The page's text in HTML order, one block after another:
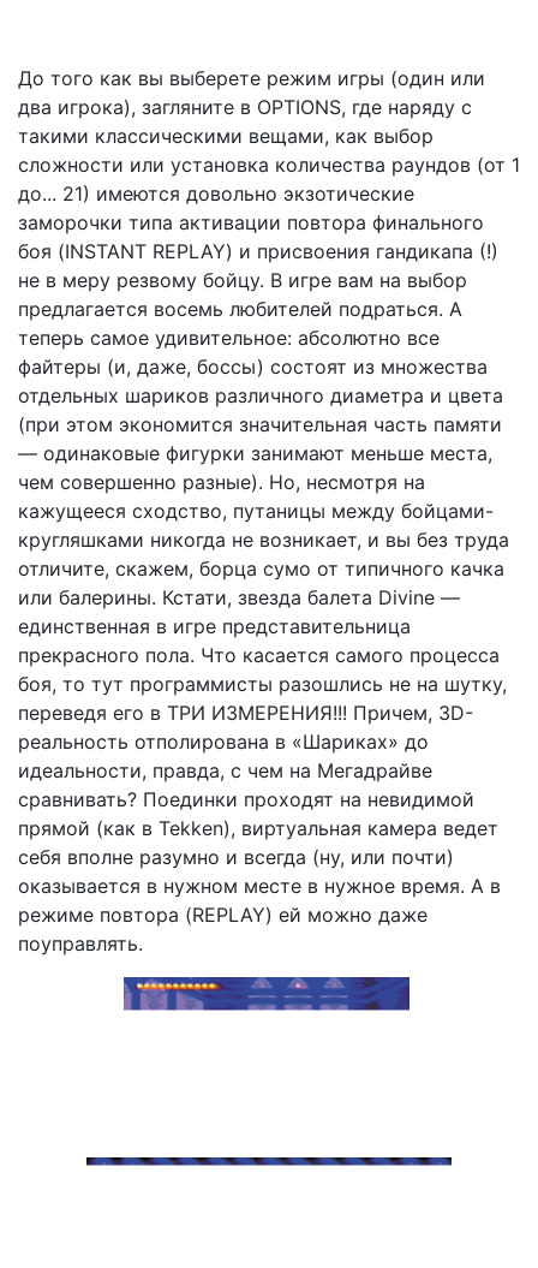
До того как вы выберете режим игры (один или
два игрока), загляните в OPTIONS, где наряду с
такими классическими вещами, как выбор
сложности или установка количества раундов (от 1
до... 21) имеются довольно экзотические
заморочки типа активации повтора финального
боя (INSTANT REPLAY) и присвоения гандикапа (!)
не в меру резвому бойцу. В игре вам на выбор
предлагается восемь любителей подраться. А
теперь самое удивительное: абсолютно все
файтеры (и, даже, боссы) состоят из множества
отдельных шариков различного диаметра и цвета
(при этом экономится значительная часть памяти
— одинаковые фигурки занимают меньше места,
чем совершенно разные). Но, несмотря на
кажущееся сходство, путаницы между бойцами-
кругляшками никогда не возникает, и вы без труда
отличите, скажем, борца сумо от типичного качка
или балерины. Кстати, звезда балета Divine —
единственная в игре представительница
прекрасного пола. Что касается самого процесса
боя, то тут программисты разошлись не на шутку,
переведя его в ТРИ ИЗМЕРЕНИЯ!!! Причем, 3D-
реальность отполирована в «Шариках» до
идеальности, правда, с чем на Мегадрайве
сравнивать? Поединки проходят на невидимой
прямой (как в Tekken), виртуальная камера ведет
себя вполне разумно и всегда (ну, или почти)
оказывается в нужном месте в нужное время. А в
режиме повтора (REPLAY) ей можно даже
поуправлять.